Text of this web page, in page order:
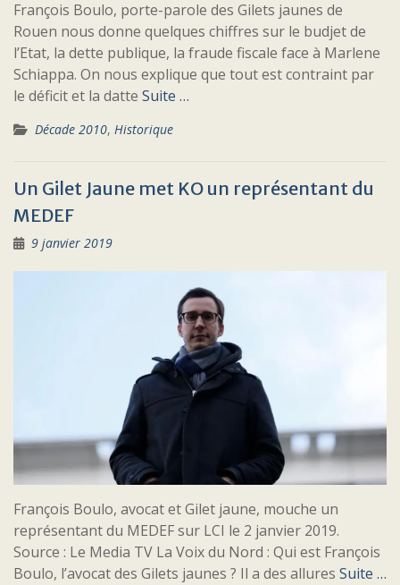
François Boulo, porte-parole des Gilets jaunes de
Rouen nous donne quelques chiffres sur le budjet de
l’Etat, la dette publique, la fraude fiscale face à Marlene
Schiappa. On nous explique que tout est contraint par
le déficit et la datte Suite …
Décade 2010, Historique
Un Gilet Jaune met KO un représentant du
MEDEF
9 janvier 2019
François Boulo, avocat et Gilet jaune, mouche un
représentant du MEDEF sur LCI le 2 janvier 2019.
Source : Le Media TV La Voix du Nord : Qui est François
Boulo, l’avocat des Gilets jaunes ? Il a des allures Suite …